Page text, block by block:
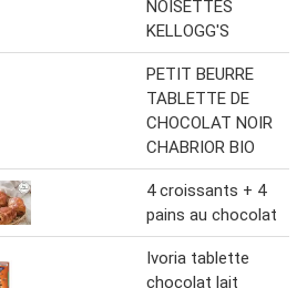
NOISETTES
KELLOGG'S
PETIT BEURRE
TABLETTE DE
CHOCOLAT NOIR
CHABRIOR BIO
4 croissants + 4
pains au chocolat
Ivoria tablette
chocolat lait